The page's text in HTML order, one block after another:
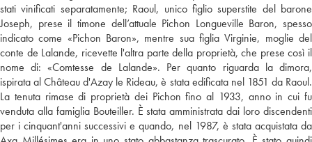
stati vinificati separatamente; Raoul, unico figlio superstite del barone
Joseph, prese il timone dell’attuale Pichon Longueville Baron, spesso
indicato come «Pichon Baron», mentre sua figlia Virginie, moglie del
conte de Lalande, ricevette l'altra parte della proprietà, che prese così il
nome di: «Comtesse de Lalande». Per quanto riguarda la dimora,
ispirata al Château d'Azay le Rideau, è stata edificata nel 1851 da Raoul.
La tenuta rimase di proprietà dei Pichon fino al 1933, anno in cui fu
venduta alla famiglia Bouteiller. È stata amministrata dai loro discendenti
per i cinquant'anni successivi e quando, nel 1987, è stata acquistata da